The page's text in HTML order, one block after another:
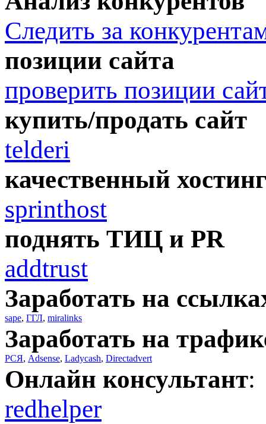
Следить за
позиции сайта
проверить позиции
купить/продать сайт
telderi
качественный
sprinthost
поднять ТИЦ и PR
addtrust
Заработать на
sape, ГГЛ, miralinks
Заработать на
РСЯ, Adsense, Ladycash, Directadvert
Онлайн консультант:
redhelper